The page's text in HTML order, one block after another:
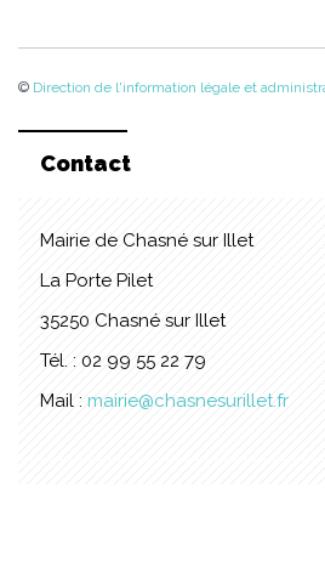
© Direction de l'information légale et
Contact
Mairie de Chasné sur Illet
La Porte Pilet
35250 Chasné sur Illet
Tél. : 02 99 55 22 79
Mail : mairie@chasnesurillet.fr